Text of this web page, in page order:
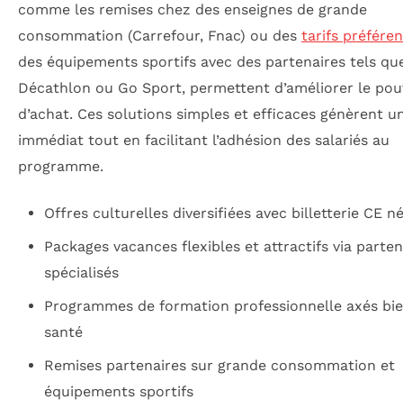
comme les remises chez des enseignes de grande
consommation (Carrefour, Fnac) ou des tarifs
des équipements sportifs avec des partenaires tels
Décathlon ou Go Sport, permettent d’améliorer le
d’achat. Ces solutions simples et efficaces génèrent
immédiat tout en facilitant l’adhésion des salariés au
programme.
Offres culturelles diversifiées avec billetterie CE
Packages vacances flexibles et attractifs via
spécialisés
Programmes de formation professionnelle axés
santé
Remises partenaires sur grande consommation et
équipements sportifs